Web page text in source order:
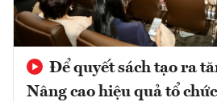
Để quyết sách tạo ra
Nâng cao hiệu quả tổ